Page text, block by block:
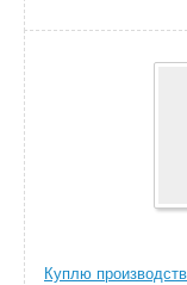
Куплю